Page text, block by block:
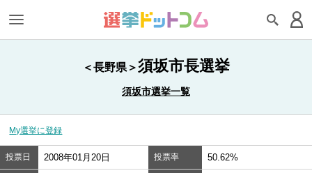
＜長野県＞須坂市長選挙
須坂市選挙一覧
My選挙に登録
投票日 2008年01月20日 投票率 50.62%